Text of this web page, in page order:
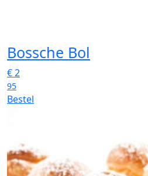
Bossche Bol
€2
95
Bestel